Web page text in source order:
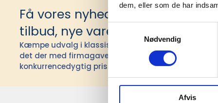
dem, eller som de har
Samtykkevalg
Nødvendig
Afvis
Få vores nyhedsbrev med
tilbud, nye varer og andet godt
Kæmpe udvalg i klassiske og nyskabende
det der med firmagaver, og har ydet god personlig
konkurrencedygtig pris siden 1991.